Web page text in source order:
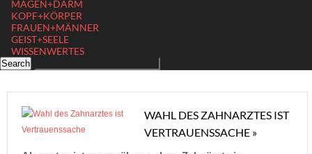
MAGEN+DARM
KOPF+KÖRPER
FRAUEN+MÄNNER
GEIST+SEELE
WISSENWERTES
WAHL DES ZAHNARZTES IST
VERTRAUENSSACHE »